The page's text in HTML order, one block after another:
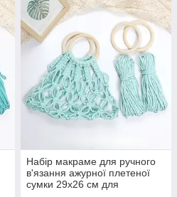
Набір макраме для ручного
в'язання ажурної плетеної
сумки 29х26 см для